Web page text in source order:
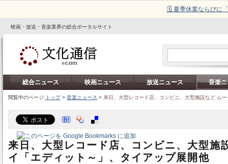
🗓️ 夏季休業ならびに
映画・放送・音楽業界の総合ポータルサイト
総合ニュース 映画ニュース 放送ニュース 音楽
閲覧中のページ: トップ> 音楽ニュース > 来日、大型レコード店、コンビニ、大型施設など ム
来日、大型レコード店、コンビニ、大型施
イ「エディット～」、タイアップ展開他